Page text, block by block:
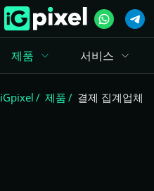
제품 서비스
iGpixel 제품 결제 집계업체